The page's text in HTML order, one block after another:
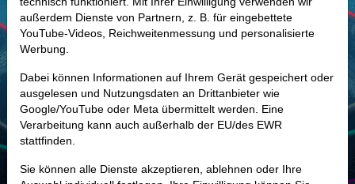
Aktie
Realtime-Aktienkurs:
- - -
-
Marktkapitalisierung 263,69 Mrd. USD
Unternehmenswert
Umsatz 38,07 Mrd. USD
außerdem Dienste von Partnern, z. B. für eingebettete
YouTube-Videos, Reichweitenmessung und personalisierte
Werbung.
Dabei können Informationen auf Ihrem Gerät gespeichert oder
ausgelesen und Nutzungsdaten an Drittanbieter wie
Google/YouTube oder Meta übermittelt werden. Eine
Verarbeitung kann auch außerhalb der EU/des EWR
stattfinden.
Sie können alle Dienste akzeptieren, ablehnen oder Ihre